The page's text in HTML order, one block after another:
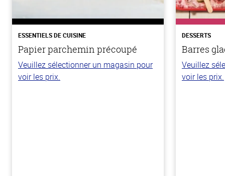
ESSENTIELS DE CUISINE
Papier parchemin précoupé
Veuillez sélectionner un magasin pour
voir les prix.
DESSERTS
Barres
Veuillez
voir les prix.